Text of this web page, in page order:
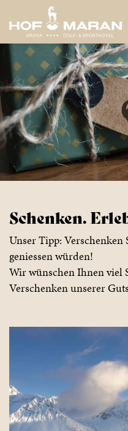
Schenken.
Unser Tipp: Verschenken
geniessen würden!
Wir wünschen Ihnen viel
Verschenken unserer